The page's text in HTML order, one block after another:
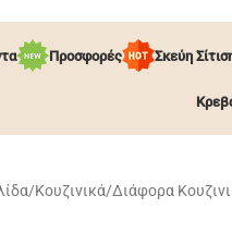
Προσφορές Σκεύη
/Κουζινικά/Διάφορα